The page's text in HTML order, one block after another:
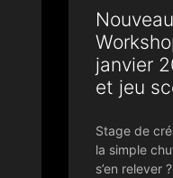
janvier
et jeu
Stage de
la simple
s’en relever